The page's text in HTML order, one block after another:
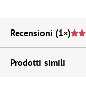
Recensioni (1×)
Prodotti simili